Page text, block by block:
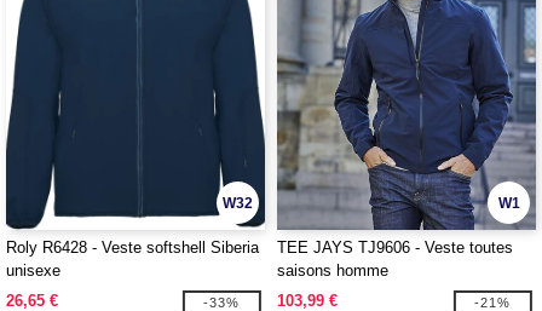
W32
Roly R6428 - Veste softshell Siberia
unisexe
26,65 €
-33%
W1
TEE JAYS TJ9606 - Veste toutes
saisons homme
103,99 €
-21%